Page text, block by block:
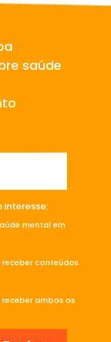
saúde
mental em
conteúdos
ambos os